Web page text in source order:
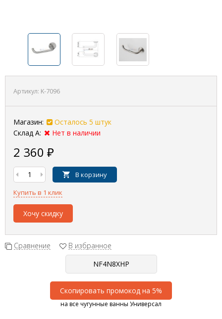
Артикул: K-7096
Магазин:
Осталось 5 штук
Склад А:
Нет в наличии
2 360 ₽
В корзину
Купить в 1 клик
Хочу скидку
Сравнение В избранное
Скопировать промокод на 5%
на все чугунные ванны Универсал